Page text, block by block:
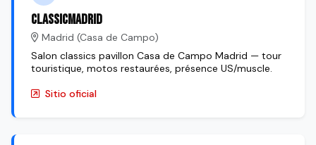
ClassicMadrid
Madrid (Casa de Campo)
Salon classics pavillon Casa de Campo Madrid — tour
touristique, motos restaurées, présence US/muscle.
Sitio oficial